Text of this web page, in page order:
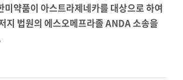
미약품이 아스트라제네카를 대상으로 하여
지 법원의 에스오메프라졸 ANDA 소송을